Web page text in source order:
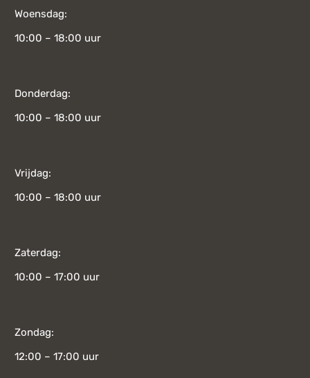
Woensdag:
10:00 – 18:00 uur
Donderdag:
10:00 – 18:00 uur
Vrijdag:
10:00 – 18:00 uur
Zaterdag:
10:00 – 17:00 uur
Zondag:
12:00 – 17:00 uur